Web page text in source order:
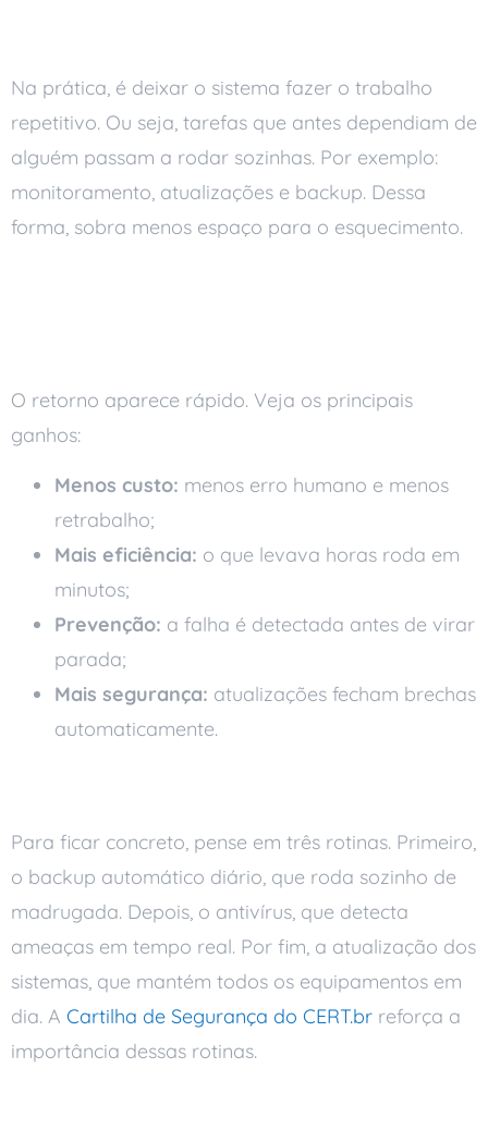
Na prática, é deixar o sistema fazer o trabalho
repetitivo. Ou seja, tarefas que antes dependiam de
alguém passam a rodar sozinhas. Por exemplo:
monitoramento, atualizações e backup. Dessa
forma, sobra menos espaço para o esquecimento.
O retorno aparece rápido. Veja os principais
ganhos:
Menos custo: menos erro humano e menos
retrabalho;
Mais eficiência: o que levava horas roda em
minutos;
Prevenção: a falha é detectada antes de virar
parada;
Mais segurança: atualizações fecham brechas
automaticamente.
Para ficar concreto, pense em três rotinas. Primeiro,
o backup automático diário, que roda sozinho de
madrugada. Depois, o antivírus, que detecta
ameaças em tempo real. Por fim, a atualização dos
sistemas, que mantém todos os equipamentos em
dia. A Cartilha de Segurança do CERT.br reforça a
importância dessas rotinas.